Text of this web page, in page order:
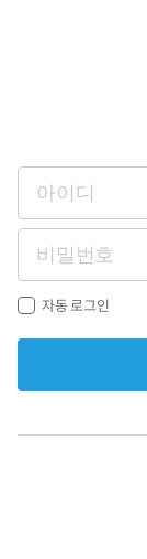
자동 로그인